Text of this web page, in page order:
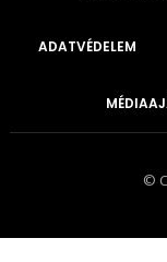
ADATVÉDELEM
©